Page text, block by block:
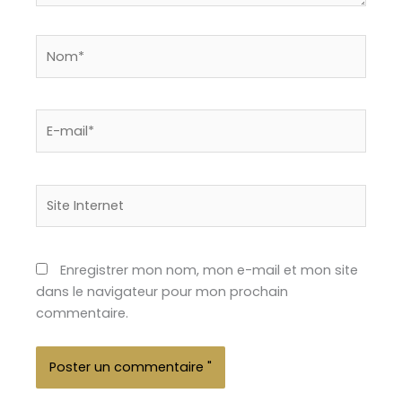
mail*
Internet
Enregistrer mon nom, mon e-mail et mon site
dans le navigateur pour mon prochain
commentaire.